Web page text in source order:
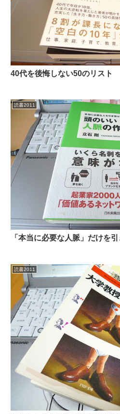
40代を後悔しない50のリスト
読書2011
「本当に必要な人脈」だけを
読書2011